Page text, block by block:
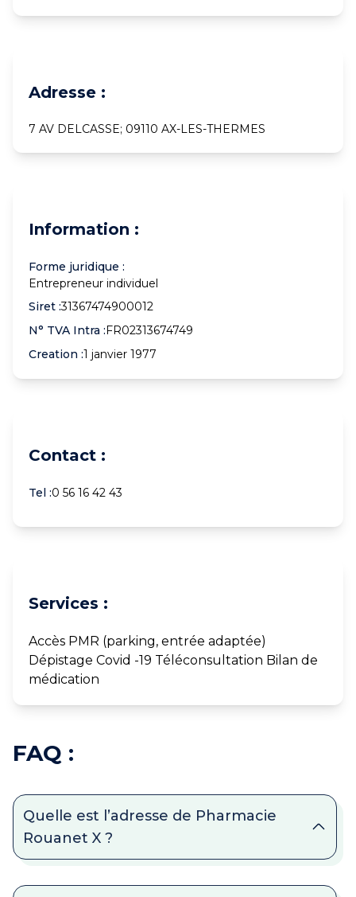
Adresse :
7 AV DELCASSE; 09110 AX-LES-THERMES
Information :
Forme juridique :
Entrepreneur individuel
Siret :31367474900012
N° TVA Intra :FR02313674749
Creation :1 janvier 1977
Contact :
Tel :0 56 16 42 43
Services :
Accès PMR (parking, entrée adaptée)
Dépistage Covid -19 Téléconsultation Bilan de
médication
FAQ :
Quelle est l’adresse de Pharmacie
Rouanet X ?